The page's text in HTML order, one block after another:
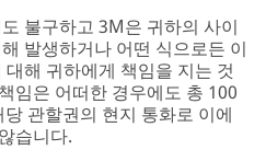
불구하고 3M은 귀하의 사이
발생하거나 어떤 식으로든 이
해 귀하에게 책임을 지는 것
임은 어떠한 경우에도 총 100
관할권의 현지 통화로 이에
습니다.